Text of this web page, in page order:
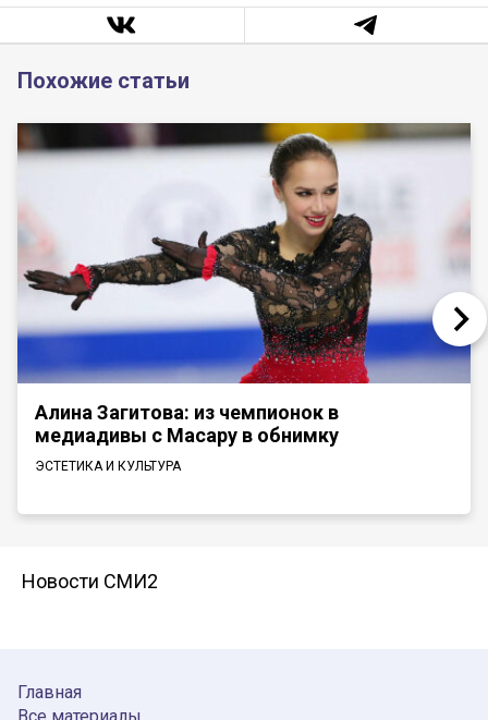
Похожие статьи
Алина Загитова: из чемпионок в
медиадивы с Масару в обнимку
ЭСТЕТИКА И КУЛЬТУРА
Новости СМИ2
Главная